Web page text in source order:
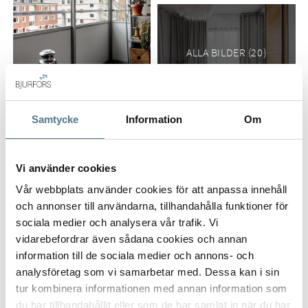
Samtycke Information Om
Vi använder cookies
Vår webbplats använder cookies för att anpassa innehåll
och annonser till användarna, tillhandahålla funktioner för
sociala medier och analysera vår trafik. Vi
vidarebefordrar även sådana cookies och annan
information till de sociala medier och annons- och
analysföretag som vi samarbetar med. Dessa kan i sin
tur kombinera informationen med annan information som
du har tillhandahållit eller som de har samlat in när du har
matbutik och Filmstaden. Dessutom ligger Växjö konserthus,
Stadsbibliotek och konsthall inom nära räckhåll och det är
enkelt att ta sig ned till härliga Växjösjön. Varmt välkomna på
visning!
Rumsbeskrivningar
Hall
höger om entrédörren finns en avhängningsyta för ytterplagg
som rymmer klädhängare och skoställ. I hallen finns även två
garderober att tillgå. Entrédörren till bostaden är en
säkerhetsdörr.
Sovrum
Avkopplande och rymligt sovrum som erbjuder plats för en
dubbelsäng med tillhörande sängbord. Rummets
skjutdörrsgarderob ger bra förvaringslösningar för
ALLA BILDER (20)
PLANRITNING
VISA INNEHÅLL
FAKTA OM BOSTADEN
VISA INNEHÅLL
OM KRONOBERGS LÄN
VISA INNEHÅLL